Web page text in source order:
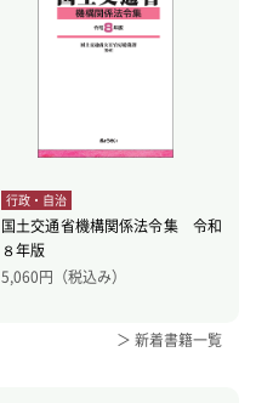
行政・自治
国土交通省機構関係法令集 令和
８年版
5,060円（税込み）
＞ 新着書籍一覧